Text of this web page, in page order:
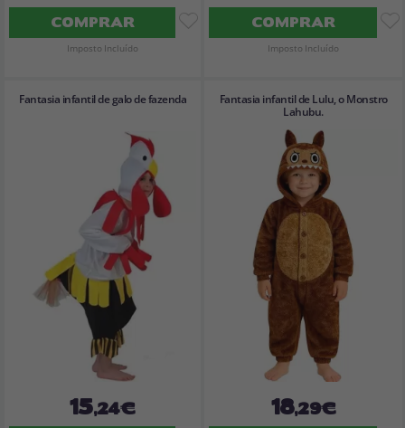
COMPRAR
Imposto Incluído
COMPRAR
Imposto Incluído
Fantasia infantil de galo de fazenda
15,24€
Fantasia infantil de Lulu, o Monstro
Lahubu.
18,29€